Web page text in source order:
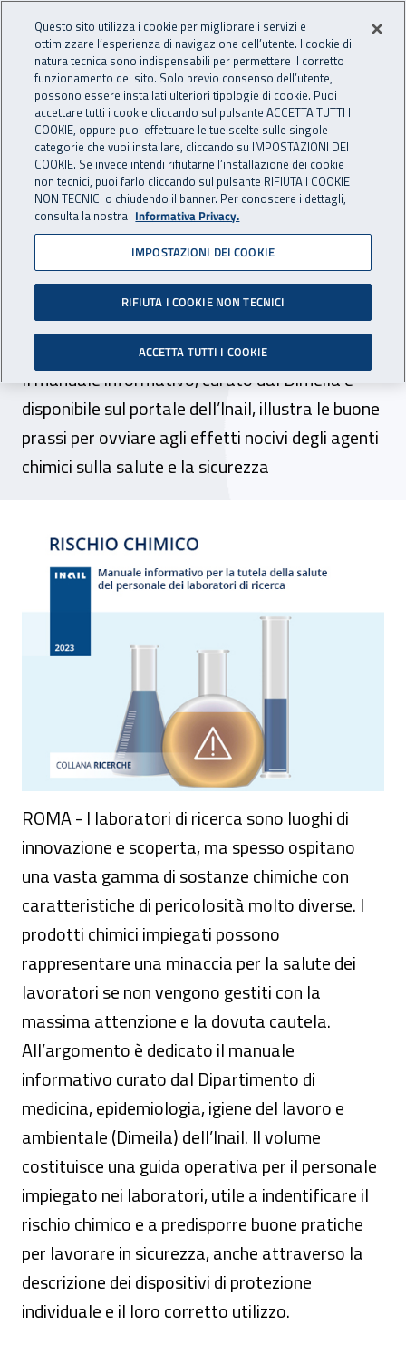
INAIL - Istituto Nazionale
Apri cerca
Navigazione principale
Navigazione - Ti trovi in:
Home Inail comunica News
29 settembre 2023
Personale di laboratorio,
come gestire il rischio
chimico
Il manuale informativo, curato dal Dimeila e
disponibile sul portale dell’Inail, illustra le buone
prassi per ovviare agli effetti nocivi degli agenti
chimici sulla salute e la sicurezza
Personale di laboratorio, come gestire il
ROMA - I laboratori di ricerca sono luoghi di
innovazione e scoperta, ma spesso ospitano
una vasta gamma di sostanze chimiche con
caratteristiche di pericolosità molto diverse. I
prodotti chimici impiegati possono
rappresentare una minaccia per la salute dei
lavoratori se non vengono gestiti con la
massima attenzione e la dovuta cautela.
All’argomento è dedicato il manuale
informativo curato dal Dipartimento di
medicina, epidemiologia, igiene del lavoro e
ambientale (Dimeila) dell’Inail. Il volume
costituisce una guida operativa per il personale
impiegato nei laboratori, utile a indentificare il
rischio chimico e a predisporre buone pratiche
per lavorare in sicurezza, anche attraverso la
descrizione dei dispositivi di protezione
individuale e il loro corretto utilizzo.
Questo sito utilizza i cookie per migliorare i servizi e
ottimizzare l’esperienza di navigazione dell’utente. I cookie di
natura tecnica sono indispensabili per permettere il corretto
funzionamento del sito. Solo previo consenso dell’utente,
possono essere installati ulteriori tipologie di cookie. Puoi
accettare tutti i cookie cliccando sul pulsante ACCETTA TUTTI I
COOKIE, oppure puoi effettuare le tue scelte sulle singole
categorie che vuoi installare, cliccando su IMPOSTAZIONI DEI
COOKIE. Se invece intendi rifiutarne l’installazione dei cookie
non tecnici, puoi farlo cliccando sul pulsante RIFIUTA I COOKIE
NON TECNICI o chiudendo il banner. Per conoscere i dettagli,
consulta la nostra Informativa Privacy.
IMPOSTAZIONI DEI COOKIE
RIFIUTA I COOKIE NON TECNICI
ACCETTA TUTTI I COOKIE